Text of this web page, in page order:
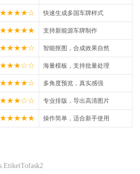
★★★★☆ 快速生成多国车牌样式
★★★★★ 支持新能源车牌制作
★★★★☆ 智能抠图，合成效果自然
★★★☆☆ 海量模板，支持批量处理
★★★★☆ 多角度预览，真实感强
★★★☆☆ 专业排版，导出高清图片
★★★★★ 操作简单，适合新手使用